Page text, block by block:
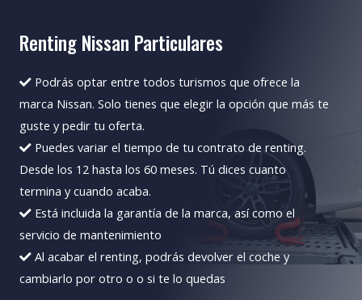
Renting Nissan Particulares
Podrás optar entre todos turismos que ofrece la
marca Nissan. Solo tienes que elegir la opción que más te
guste y pedir tu oferta.
Puedes variar el tiempo de tu contrato de renting.
Desde los 12 hasta los 60 meses. Tú dices cuanto
termina y cuando acaba.
Está incluida la garantía de la marca, así como el
servicio de mantenimiento
Al acabar el renting, podrás devolver el coche y
cambiarlo por otro o o si te lo quedas